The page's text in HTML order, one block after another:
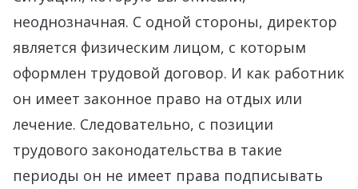
неоднозначная. С одной стороны, директор
является физическим лицом, с которым
оформлен трудовой договор. И как работник
он имеет законное право на отдых или
лечение. Следовательно, с позиции
трудового законодательства в такие
периоды он не имеет права подписывать